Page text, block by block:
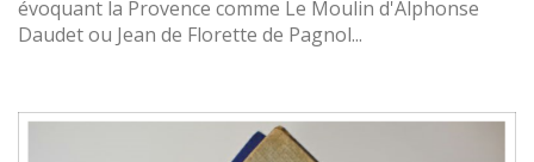
évoquant la Provence comme Le Moulin d'Alphonse
Daudet ou Jean de Florette de Pagnol...